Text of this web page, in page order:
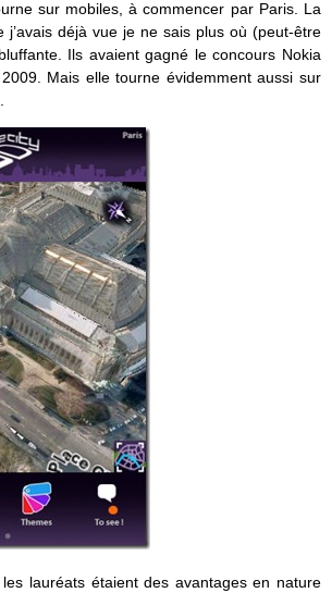
sur mobiles, à commencer par Paris. La
j’avais déjà vue je ne sais plus où (peut-être
Ils avaient gagné le concours Nokia
Mais elle tourne évidemment aussi sur
lauréats étaient des avantages en nature